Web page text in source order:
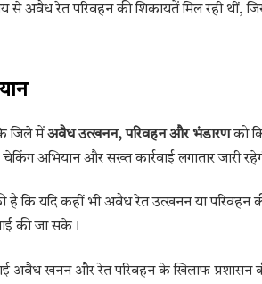
अवैध रेत परिवहन की शिकायतें मिल रही थीं, जिस
जिले मेंअवैध उत्खनन, परिवहन और भंडारणको
अभियान और सख्त कार्रवाई लगातार जारी
है कि यदि कहीं भी अवैध रेत उत्खनन या परिवहन
की जा सके।
अवैध खनन और रेत परिवहन के खिलाफ प्रशासन